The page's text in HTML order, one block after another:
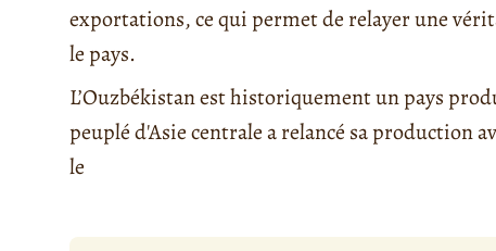
exportations, ce qui permet de relayer une
le pays.
L’Ouzbékistan est historiquement un pays
peuplé d'Asie centrale a relancé sa production
le